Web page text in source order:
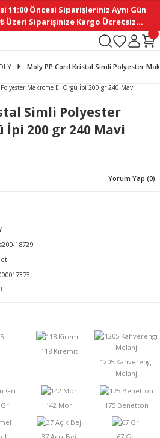
11:00 Öncesi Siparişleriniz Aynı Gün
Üzeri Siparişinize Kargo Ücretsiz...
Moly PP Cord Kristal Simli Polyester
Simli Polyester
İpi 200 gr 240 Mavi
Yorum Yap (0)
18729